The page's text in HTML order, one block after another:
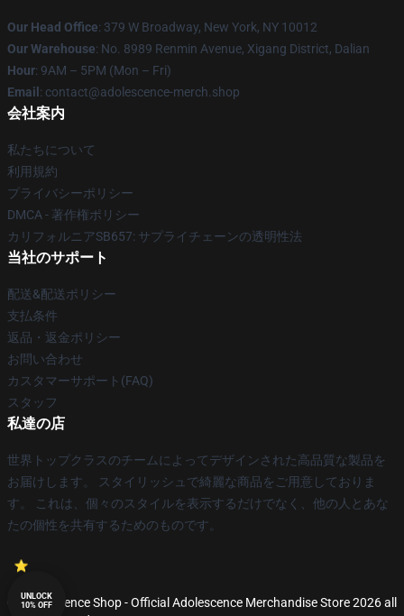
Our Head Office: 379 W Broadway, New York, NY 10012
Our Warehouse: No. 8989 Renmin Avenue, Xigang District, Dalian
Hour: 9AM – 5PM (Mon – Fri)
Email : contact@adolescence-merch.shop
会社案内
私たちについて
利用規約
プライバシーポリシー
DMCA - 著作権ポリシー
カリフォルニアSB657: サプライチェーンの透明性法
当社のサポート
配送&配送ポリシー
支払条件
返品・返金ポリシー
お問い合わせ
カスタマーサポート(FAQ)
スタッフ
私達の店
世界トップクラスのチームによってデザインされた高品質な製品を
お届けします。 スタイリッシュで綺麗な商品をご用意しておりま
す。 これは、個々のスタイルを表示するだけでなく、他の人とあな
たの個性を共有するためのものです。
© Adolescence Shop - Official Adolescence Merchandise Store 2026 all
UNLOCK
10% OFF